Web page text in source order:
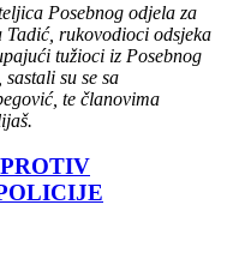
Posebnog odjela za
rukovodioci odsjeka
tužioci iz Posebnog
su se sa
te članovima